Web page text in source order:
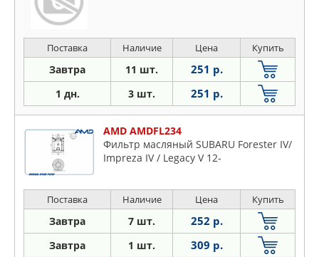
Поставка Наличие Цена Купить
Завтра 11 шт. 251 р.
1 дн. 3 шт. 251 р.
AMD AMDFL234
Фильтр масляный SUBARU Forester IV/
Impreza IV / Legacy V 12-
Поставка Наличие Цена Купить
Завтра 7 шт. 252 р.
Завтра 1 шт. 309 р.